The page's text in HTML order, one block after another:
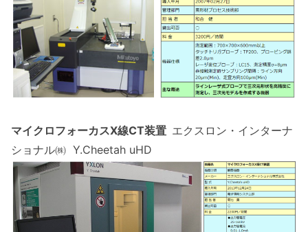
マイクロフォーカスX線CT装置 エクスロン・インターナ
ショナル㈱ Y.Cheetah uHD